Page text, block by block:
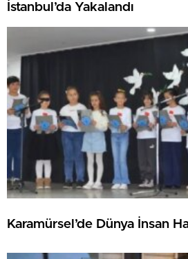
İstanbul’da Yakalandı
Karamürsel’de Dünya İnsan